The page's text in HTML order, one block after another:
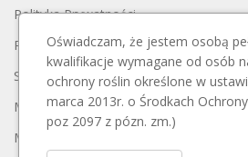
Polityka Prywatności
Reklamacje I Zwroty
Skontaktuj Się Z Nami
Mapa Strony
Moje Konto
Oświadczam, że jestem osobą
kwalifikacje wymagane od osób
ochrony roślin określone w
marca 2013r. o Środkach
poz 2097 z pózn. zm.)